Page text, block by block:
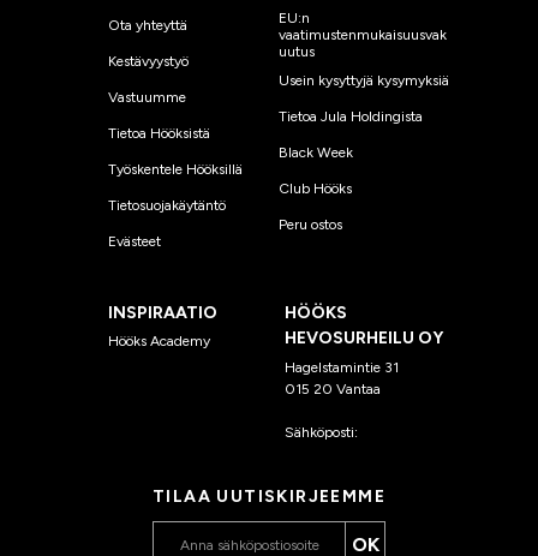
Ota yhteyttä
Kestävyystyö
Vastuumme
Tietoa Hööksistä
Työskentele Hööksillä
Tietosuojakäytäntö
Evästeet
EU:n
vaatimustenmukaisuusvak
uutus
Usein kysyttyjä kysymyksiä
Tietoa Jula Holdingista
Black Week
Club Hööks
Peru ostos
INSPIRAATIO
Hööks Academy
HÖÖKS
HEVOSURHEILU OY
Hagelstamintie 31
015 20 Vantaa
Sähköposti:
TILAA UUTISKIRJEEMME
OK